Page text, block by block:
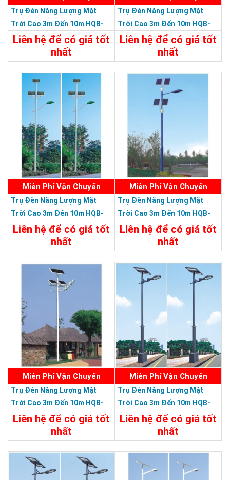
THƯƠNG HIỆU HÀNG ĐẦU ASEAN 2022
SẢN PHẨM DỊCH VỤ CHẤT LƯỢNG ASEAN 2019
Trụ Đèn Năng Lượng Mặt
Trời Cao 3m Đến 10m HQB-
35L0310M - Trụ Đèn Lắp Ráp
Đa Năng Chiều Cao 3m Đến
10m
Liên hệ để có giá tốt
nhất
Trụ Đèn Năng Lượng Mặt
Trời Cao 3m Đến 10m HQB-
33L0310M - Trụ Đèn Lắp Ráp
Đa Năng Chiều Cao 3m Đến
10m
Liên hệ để có giá tốt
nhất
Miễn Phí Vận Chuyển
Trụ Đèn Năng Lượng Mặt
Trời Cao 3m Đến 10m HQB-
32L0310M - Trụ Đèn Lắp Ráp
Đa Năng Chiều Cao 3m Đến
10m
Liên hệ để có giá tốt
nhất
Miễn Phí Vận Chuyển
Trụ Đèn Năng Lượng Mặt
Trời Cao 3m Đến 10m HQB-
31L0310M - Trụ Đèn Lắp Ráp
Đa Năng Chiều Cao 3m Đến
10m
Liên hệ để có giá tốt
nhất
Miễn Phí Vận Chuyển
Trụ Đèn Năng Lượng Mặt
Trời Cao 3m Đến 10m HQB-
30L0310M - Trụ Đèn Lắp Ráp
Đa Năng Chiều Cao 3m Đến
10m
Liên hệ để có giá tốt
nhất
Miễn Phí Vận Chuyển
Trụ Đèn Năng Lượng Mặt
Trời Cao 3m Đến 10m HQB-
29L0310M - Trụ Đèn Lắp Ráp
Đa Năng Chiều Cao 3m Đến
10m
Liên hệ để có giá tốt
nhất